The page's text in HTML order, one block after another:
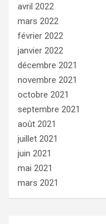
avril 2022
mars 2022
février 2022
janvier 2022
décembre 2021
novembre 2021
octobre 2021
septembre 2021
août 2021
juillet 2021
juin 2021
mai 2021
mars 2021